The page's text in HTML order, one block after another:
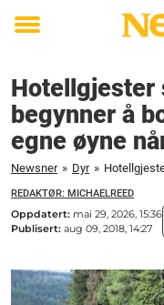
Toggle
Hotellgjester
begynner å
egne øyne
Newsner » Dyr »
REDAKTØR: MICHAELREED
Oppdatert: mai 29, 2026, 15:36
Publisert: aug 09, 2018, 14:27